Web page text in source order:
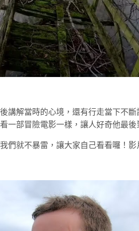
講解當時的心境，還有行走當下不
一部冒險電影一樣，讓人好奇他最後
們就不暴雷，讓大家自己看看囉！影